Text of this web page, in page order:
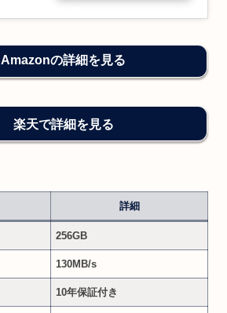
Amazonの詳細を見る
楽天で詳細を見る
詳細
256GB
130MB/s
10年保証付き